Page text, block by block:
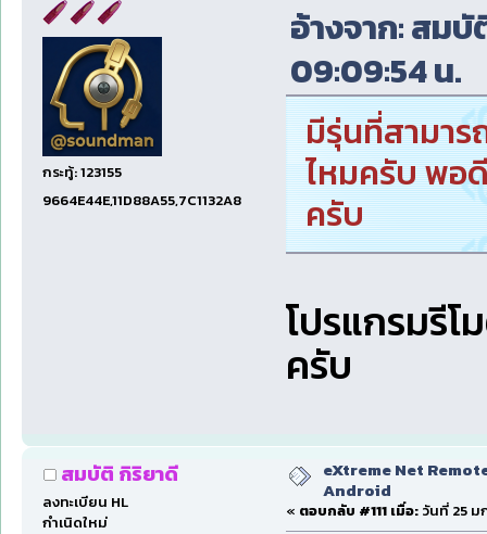
กระทู้: 123155
9664E44E,11D88A55,7C1132A8
อ้างจาก: สม
09:09:54 น.
มีรุ่นที่สามาร
ไหมครับ พอ
ครับ
โปรแกรมรี
ครับ
สมบัติ กิริยาดี
ลงทะเบียน HL
กำเนิดใหม่
eXtreme Net
Android
« ตอบกลับ #111 เมื่อ: วันที่ 25 ม